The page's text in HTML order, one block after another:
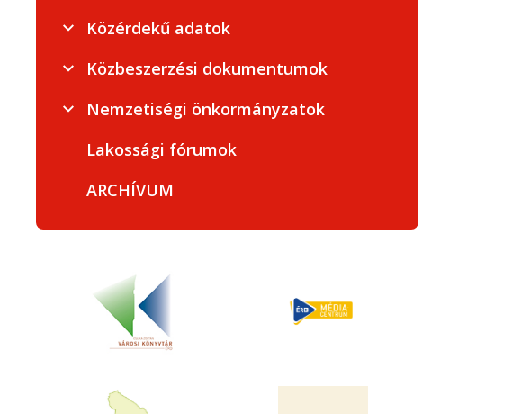
Közérdekű adatok
Közbeszerzési dokumentumok
Nemzetiségi önkormányzatok
Lakossági fórumok
ARCHÍVUM